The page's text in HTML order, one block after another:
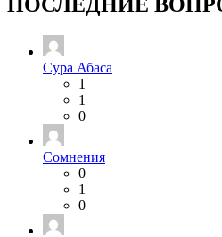
Сура Абаса
1
1
0
Сомнения
0
1
0